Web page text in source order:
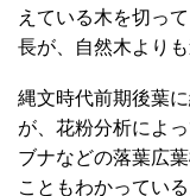
えている木を切っ
長が、自然木よりも
縄文時代前期後葉
が、花粉分析によ
ブナなどの落葉広
こともわかっている